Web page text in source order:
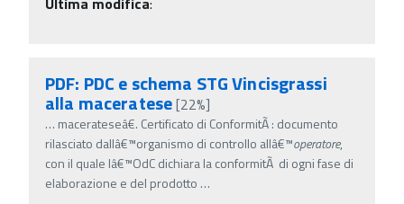
PDF: PDC e schema STG Vincisgrassi
alla maceratese[22%]
… macerateseâ€. Certificato di ConformitÃ : documento
rilasciato dallâ€™organismo di controllo allâ€™operatore,
con il quale lâ€™OdC dichiara la conformitÃ di ogni fase di
elaborazione e del prodotto …